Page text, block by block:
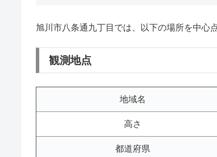
旭川市八条通九丁目では、以下の場所を中心
観測地点
地域名
高さ
都道府県